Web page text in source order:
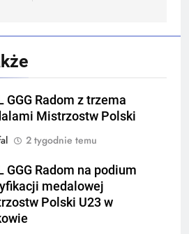
GGG Radom z trzema
Mistrzostw Polski
2 tygodnie temu
GGG Radom na podium
medalowej
Polski U23 w